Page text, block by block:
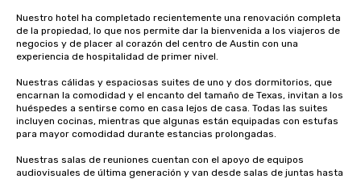
Nuestro hotel ha completado recientemente una renovación completa
de la propiedad, lo que nos permite dar la bienvenida a los viajeros de
negocios y de placer al corazón del centro de Austin con una
experiencia de hospitalidad de primer nivel.
Nuestras cálidas y espaciosas suites de uno y dos dormitorios, que
encarnan la comodidad y el encanto del tamaño de Texas, invitan a los
huéspedes a sentirse como en casa lejos de casa. Todas las suites
incluyen cocinas, mientras que algunas están equipadas con estufas
para mayor comodidad durante estancias prolongadas.
Nuestras salas de reuniones cuentan con el apoyo de equipos
audiovisuales de última generación y van desde salas de juntas hasta